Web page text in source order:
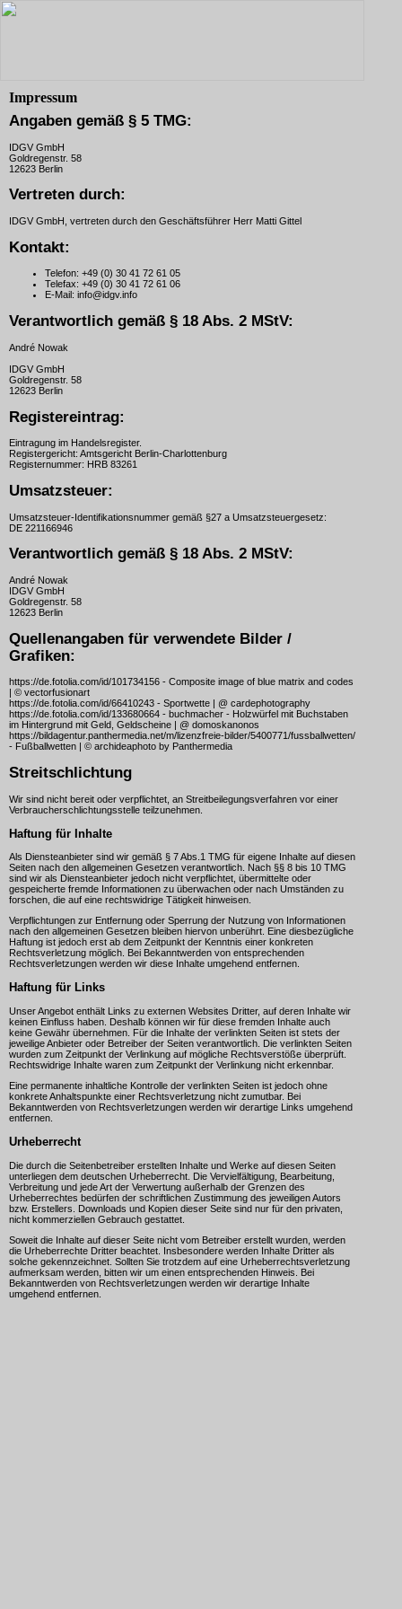
Impressum
Angaben gemäß § 5 TMG:
IDGV GmbH
Goldregenstr. 58
12623 Berlin
Vertreten durch:
IDGV GmbH, vertreten durch den Geschäftsführer Herr Matti Gittel
Kontakt:
Telefon: +49 (0) 30 41 72 61 05
Telefax: +49 (0) 30 41 72 61 06
E-Mail: info@idgv.info
Verantwortlich gemäß § 18 Abs. 2 MStV:
André Nowak
IDGV GmbH
Goldregenstr. 58
12623 Berlin
Registereintrag:
Eintragung im Handelsregister.
Registergericht: Amtsgericht Berlin-Charlottenburg
Registernummer: HRB 83261
Umsatzsteuer:
Umsatzsteuer-Identifikationsnummer gemäß §27 a Umsatzsteuergesetz:
DE 221166946
Verantwortlich gemäß § 18 Abs. 2 MStV:
André Nowak
IDGV GmbH
Goldregenstr. 58
12623 Berlin
Quellenangaben für verwendete Bilder /
Grafiken:
https://de.fotolia.com/id/101734156 - Composite image of blue matrix and codes
| © vectorfusionart
https://de.fotolia.com/id/66410243 - Sportwette | @ cardephotography
https://de.fotolia.com/id/133680664 - buchmacher - Holzwürfel mit Buchstaben
im Hintergrund mit Geld, Geldscheine | @ domoskanonos
https://bildagentur.panthermedia.net/m/lizenzfreie-bilder/5400771/fussballwetten/
- Fußballwetten | © archideaphoto by Panthermedia
Streitschlichtung
Wir sind nicht bereit oder verpflichtet, an Streitbeilegungsverfahren vor einer
Verbraucherschlichtungsstelle teilzunehmen.
Haftung für Inhalte
Als Diensteanbieter sind wir gemäß § 7 Abs.1 TMG für eigene Inhalte auf diesen
Seiten nach den allgemeinen Gesetzen verantwortlich. Nach §§ 8 bis 10 TMG
sind wir als Diensteanbieter jedoch nicht verpflichtet, übermittelte oder
gespeicherte fremde Informationen zu überwachen oder nach Umständen zu
forschen, die auf eine rechtswidrige Tätigkeit hinweisen.
Verpflichtungen zur Entfernung oder Sperrung der Nutzung von Informationen
nach den allgemeinen Gesetzen bleiben hiervon unberührt. Eine diesbezügliche
Haftung ist jedoch erst ab dem Zeitpunkt der Kenntnis einer konkreten
Rechtsverletzung möglich. Bei Bekanntwerden von entsprechenden
Rechtsverletzungen werden wir diese Inhalte umgehend entfernen.
Haftung für Links
Unser Angebot enthält Links zu externen Websites Dritter, auf deren Inhalte wir
keinen Einfluss haben. Deshalb können wir für diese fremden Inhalte auch
keine Gewähr übernehmen. Für die Inhalte der verlinkten Seiten ist stets der
jeweilige Anbieter oder Betreiber der Seiten verantwortlich. Die verlinkten Seiten
wurden zum Zeitpunkt der Verlinkung auf mögliche Rechtsverstöße überprüft.
Rechtswidrige Inhalte waren zum Zeitpunkt der Verlinkung nicht erkennbar.
Eine permanente inhaltliche Kontrolle der verlinkten Seiten ist jedoch ohne
konkrete Anhaltspunkte einer Rechtsverletzung nicht zumutbar. Bei
Bekanntwerden von Rechtsverletzungen werden wir derartige Links umgehend
entfernen.
Urheberrecht
Die durch die Seitenbetreiber erstellten Inhalte und Werke auf diesen Seiten
unterliegen dem deutschen Urheberrecht. Die Vervielfältigung, Bearbeitung,
Verbreitung und jede Art der Verwertung außerhalb der Grenzen des
Urheberrechtes bedürfen der schriftlichen Zustimmung des jeweiligen Autors
bzw. Erstellers. Downloads und Kopien dieser Seite sind nur für den privaten,
nicht kommerziellen Gebrauch gestattet.
Soweit die Inhalte auf dieser Seite nicht vom Betreiber erstellt wurden, werden
die Urheberrechte Dritter beachtet. Insbesondere werden Inhalte Dritter als
solche gekennzeichnet. Sollten Sie trotzdem auf eine Urheberrechtsverletzung
aufmerksam werden, bitten wir um einen entsprechenden Hinweis. Bei
Bekanntwerden von Rechtsverletzungen werden wir derartige Inhalte
umgehend entfernen.